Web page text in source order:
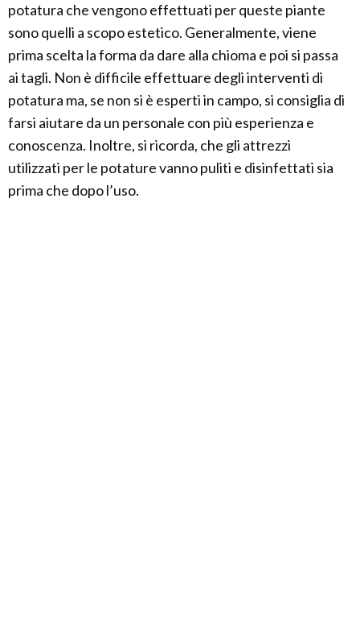
potatura che vengono effettuati per queste piante
sono quelli a scopo estetico. Generalmente, viene
prima scelta la forma da dare alla chioma e poi si passa
ai tagli. Non è difficile effettuare degli interventi di
potatura ma, se non si è esperti in campo, si consiglia di
farsi aiutare da un personale con più esperienza e
conoscenza. Inoltre, si ricorda, che gli attrezzi
utilizzati per le potature vanno puliti e disinfettati sia
prima che dopo l’uso.